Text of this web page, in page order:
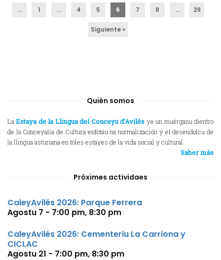
... 1 … 4 5 6 7 8 … 29
Siguiente »
Quién somos
LaEstaya de la Llingua del Conceyu d’Avilés ye un muérganu dientro
de la Conceyalía de Cultura enfotáu na normalización y el desendolcu de
la llingua asturiana en toles estayes de la vida social y cultural.
Saber más
Próximes actividaes
CaleyAvilés 2026: Parque Ferrera
Agostu 7 - 7:00 pm, 8:30 pm
CaleyAvilés 2026: Cementeriu La Carriona y
CICLAC
Agostu 21 - 7:00 pm, 8:30 pm